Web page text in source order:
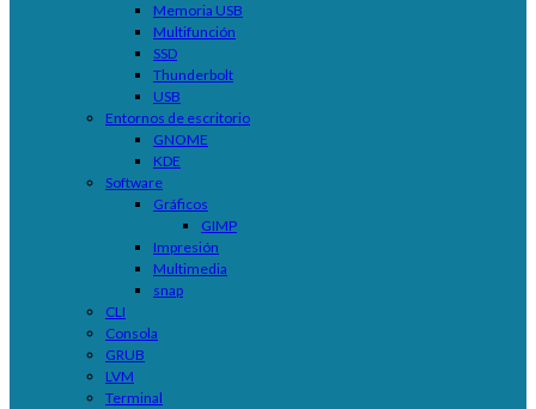
Memoria USB
Multifunción
SSD
Thunderbolt
USB
Entornos de escritorio
GNOME
KDE
Software
Gráficos
GIMP
Impresión
Multimedia
snap
CLI
Consola
GRUB
LVM
Terminal